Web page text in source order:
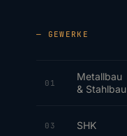
— GEWERKE
01
Metallbau
& Stahlbau
03 SHK